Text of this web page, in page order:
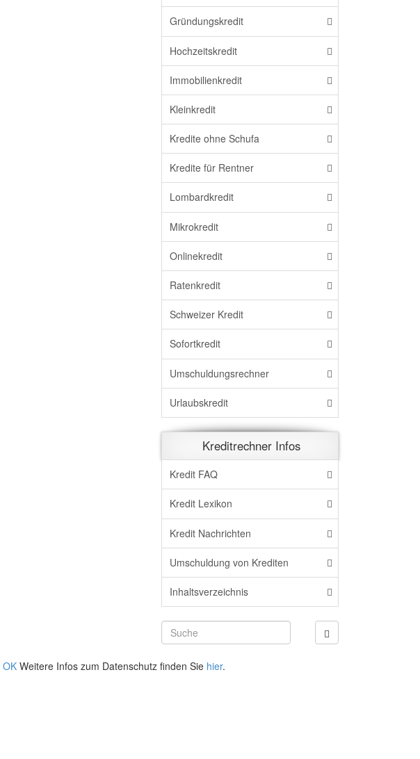
Gründungskredit
Hochzeitskredit
Immobilienkredit
Kleinkredit
Kredite ohne Schufa
Kredite für Rentner
Lombardkredit
Mikrokredit
Onlinekredit
Ratenkredit
Schweizer Kredit
Sofortkredit
Umschuldungsrechner
Urlaubskredit
Kreditrechner Infos
Kredit FAQ
Kredit Lexikon
Kredit Nachrichten
Umschuldung von Krediten
Inhaltsverzeichnis
OK Weitere Infos zum Datenschutz finden Sie hier.